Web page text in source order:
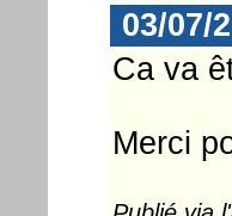
03/07/
Ca va
Merci